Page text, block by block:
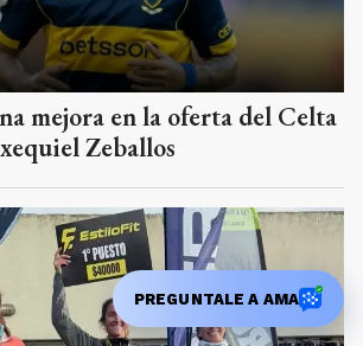
mejora en la oferta del Celta
Zeballos
PREGUNTALE A AMA